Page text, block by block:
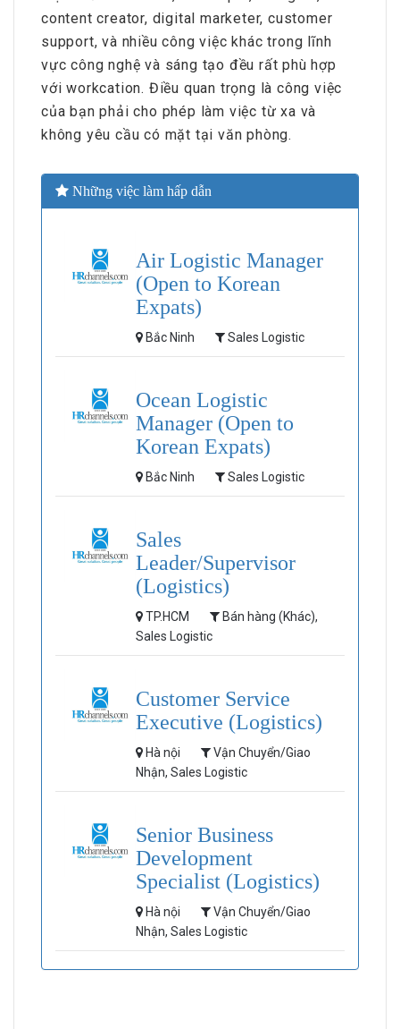
content creator, digital marketer, customer
support, và nhiều công việc khác trong lĩnh
vực công nghệ và sáng tạo đều rất phù hợp
với workcation. Điều quan trọng là công việc
của bạn phải cho phép làm việc từ xa và
không yêu cầu có mặt tại văn phòng.
Những việc làm hấp dẫn
Air Logistic Manager
(Open to Korean
Expats)
Bắc Ninh Sales Logistic
Ocean Logistic
Manager (Open to
Korean Expats)
Bắc Ninh Sales Logistic
Sales
Leader/Supervisor
(Logistics)
TP.HCM
Bán hàng (Khác),
Sales Logistic
Customer Service
Executive (Logistics)
Hà nội
Vận Chuyển/Giao
Nhận, Sales Logistic
Senior Business
Development
Specialist (Logistics)
Hà nội
Vận Chuyển/Giao
Nhận, Sales Logistic